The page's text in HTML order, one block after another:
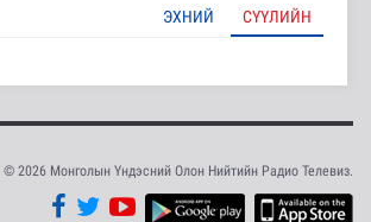
ЭХНИЙ СҮҮЛИЙН
2026 Монголын Үндэсний Олон Нийтийн Радио Телевиз.